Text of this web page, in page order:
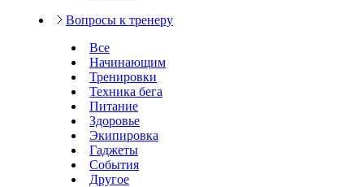
Вопросы к тренеру
Все
Начинающим
Тренировки
Техника бега
Питание
Здоровье
Экипировка
Гаджеты
События
Другое